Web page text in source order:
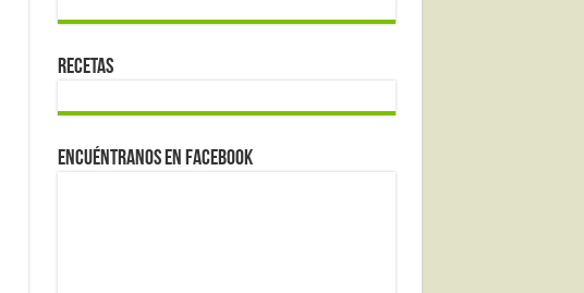
Recetas
Encuéntranos en Facebook